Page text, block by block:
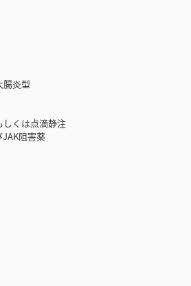
炎型
くは点滴静注
阻害薬